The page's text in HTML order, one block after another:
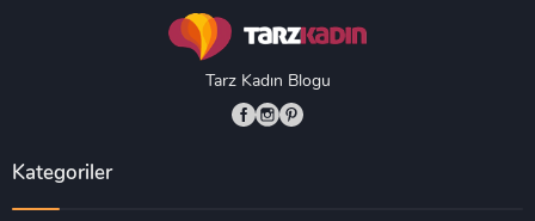
Tarz Kadın Blogu
Kategoriler